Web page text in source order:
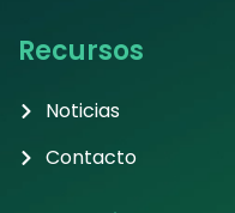
Recursos
Noticias
Contacto